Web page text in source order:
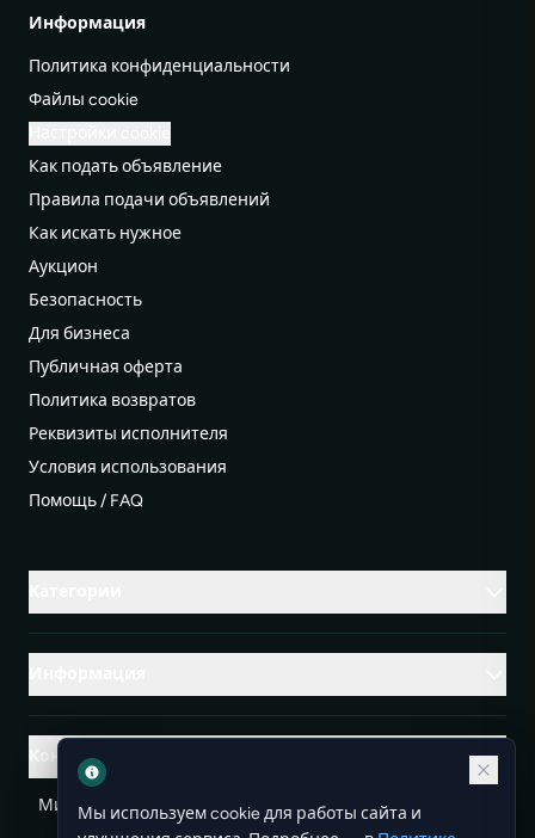
Информация
Политика конфиденциальности
Файлы cookie
Как подать объявление
Правила подачи объявлений
Как искать нужное
Аукцион
Безопасность
Для бизнеса
Публичная оферта
Политика возвратов
Реквизиты исполнителя
Условия использования
Помощь / FAQ
Контакты
Михаленко Руслан Леонидович, УНП ЕА3732804
Мы используем cookie для работы сайта и